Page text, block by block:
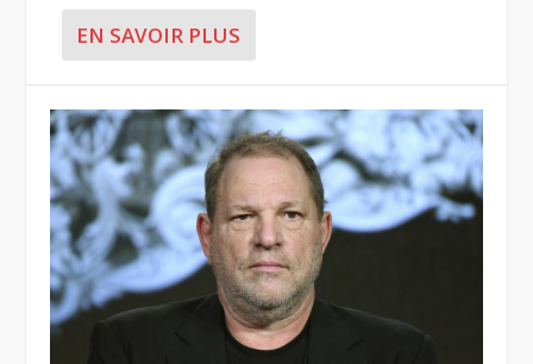
EN SAVOIR PLUS